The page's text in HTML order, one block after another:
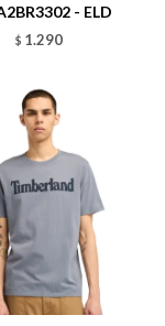
- ELD
$ 1.290